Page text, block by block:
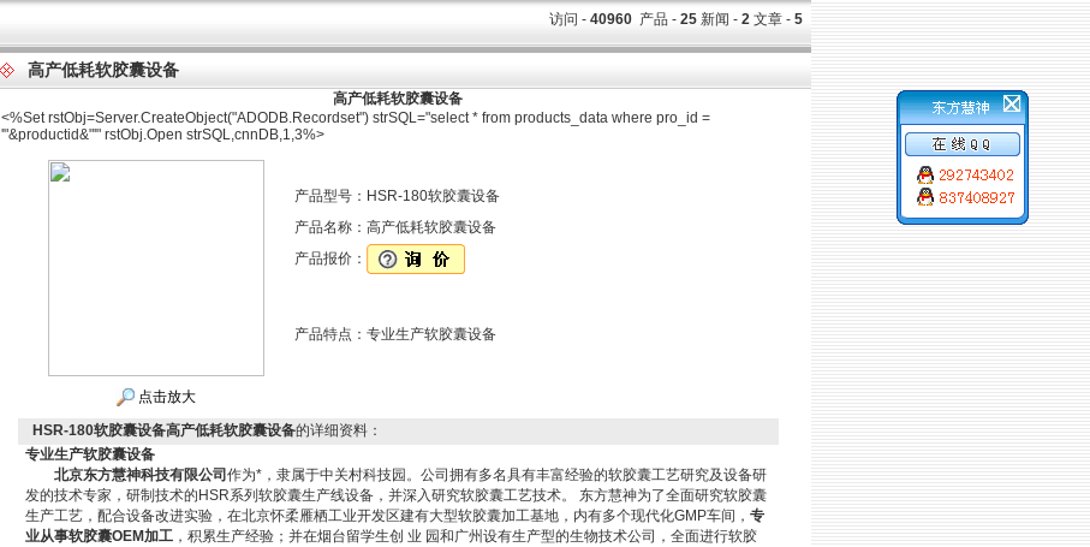
访问 - 40960 产品 - 25 新闻 - 2 文章 - 5
高产低耗软胶囊设备
高产低耗软胶囊设备
<%Set rstObj=Server.CreateObject("ADODB.Recordset") strSQL="select * from products_data where pro_id =
'"&productid&"'" rstObj.Open strSQL,cnnDB,1,3%>
点击放大
产品型号： HSR-180软胶囊设备
产品名称： 高产低耗软胶囊设备
产品报价：
产品特点： 专业生产软胶囊设备
HSR-180软胶囊设备高产低耗软胶囊设备的详细资料：
专业生产软胶囊设备
北京东方慧神科技有限公司 作为*，隶属于中关村科技园。公司拥有多名具有丰富经验的软胶囊工艺研究及设备研
发的技术专家，研制技术的HSR系列软胶囊生产线设备，并深入研究软胶囊工艺技术。 东方慧神为了全面研究软胶囊
生产工艺，配合设备改进实验，在北京怀柔雁栖工业开发区建有大型软胶囊加工基地，内有多个现代化GMP车间， 专
业从事软胶囊OEM加工 ，积累生产经验；并在烟台留学生创 业 园和广州设有生产型的生物技术公司，全面进行软胶